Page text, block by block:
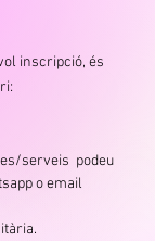
inscripció, és
serveis podeu
o email